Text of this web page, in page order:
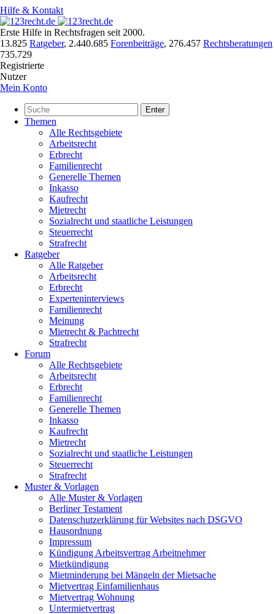
Hilfe & Kontakt
Erste Hilfe in Rechtsfragen seit 2000.
13.825 Ratgeber, 2.440.685 Forenbeiträge, 276.457 Rechtsberatungen
735.729
Registrierte
Nutzer
Mein Konto
Enter
Themen
Alle Rechtsgebiete
Arbeitsrecht
Erbrecht
Familienrecht
Generelle Themen
Inkasso
Kaufrecht
Mietrecht
Sozialrecht und staatliche Leistungen
Steuerrecht
Strafrecht
Ratgeber
Alle Ratgeber
Arbeitsrecht
Erbrecht
Experteninterviews
Familienrecht
Meinung
Mietrecht & Pachtrecht
Strafrecht
Forum
Alle Rechtsgebiete
Arbeitsrecht
Erbrecht
Familienrecht
Generelle Themen
Inkasso
Kaufrecht
Mietrecht
Sozialrecht und staatliche Leistungen
Steuerrecht
Strafrecht
Muster & Vorlagen
Alle Muster & Vorlagen
Berliner Testament
Datenschutzerklärung für Websites nach DSGVO
Hausordnung
Impressum
Kündigung Arbeitsvertrag Arbeitnehmer
Mietkündigung
Mietminderung bei Mängeln der Mietsache
Mietvertrag Einfamilienhaus
Mietvertrag Wohnung
Untermietvertrag